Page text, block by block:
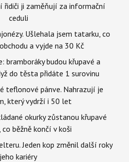
řidiči ji zaměňují za informační
ceduli
Ušlehala jsem tatarku, co
a vyjde na 30 Kč
bramboráky budou křupavé a
do těsta přidáte 1 surovinu
teflonové pánve. Nahrazují je
který vydrží i 50 let
okurky zůstanou křupavé
co běžně končí v koši
Jeden kop změnil další roky
jeho kariéry